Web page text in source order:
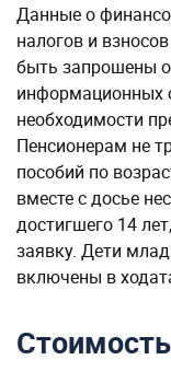
Данные о
налогов и
быть запрошены
информационных
необходимости
Пенсионерам не
пособий по
вместе с досье
достигшего 14
заявку. Дети
включены в